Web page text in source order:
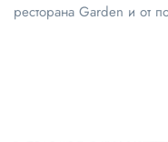
ресторана Garden и от